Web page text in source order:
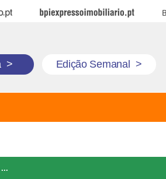
BPI Expresso Imobiliário
> Edição Semanal >